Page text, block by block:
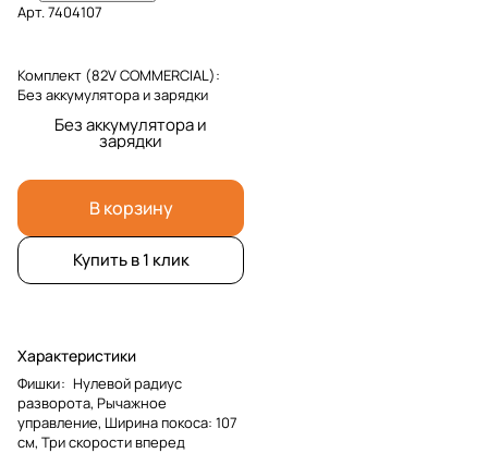
Арт.7404107
Комплект (82V COMMERCIAL):
Без аккумулятора и зарядки
Без аккумулятора и
зарядки
В корзину
Купить в 1 клик
Характеристики
Фишки: Нулевой радиус
разворота, Рычажное
управление, Ширина покоса: 107
см, Три скорости вперед